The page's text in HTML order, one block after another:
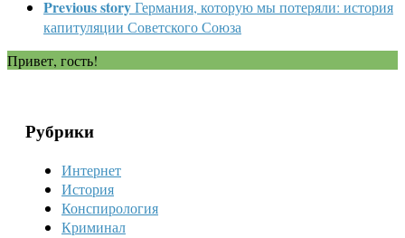
Previous storyГермания, которую мы потеряли: история
капитуляции Советского Союза
Привет, гость!
Рубрики
Интернет
История
Конспирология
Криминал